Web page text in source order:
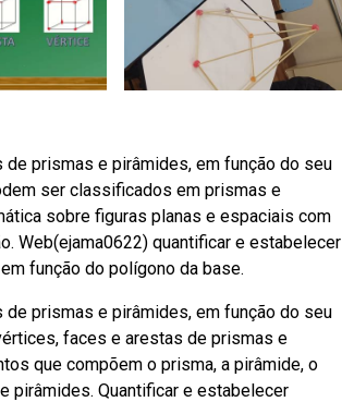
prismas e pirâmides, em função do seu
ser classificados em prismas e
sobre figuras planas e espaciais com
Web(ejama0622) quantificar e estabelecer
função do polígono da base.
prismas e pirâmides, em função do seu
faces e arestas de prismas e
que compõem o prisma, a pirâmide, o
pirâmides. Quantificar e estabelecer